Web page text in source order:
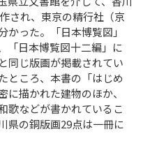
され、東京の精行社（京
った。「日本博覧図」
「日本博覧図十二編」に
同じ版画が掲載されてい
ところ、本書の「はじめ
描かれた建物のほか、
歌などが書かれているこ
県の銅版画29点は一冊に